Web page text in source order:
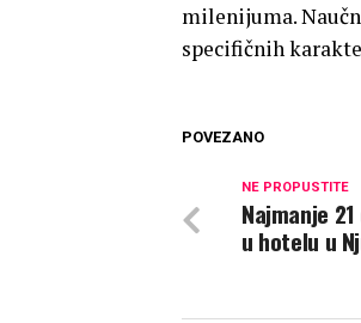
milenijuma.
specifičnih
POVEZANO
NE PROPUSTITE
Najmanje
u hotelu u